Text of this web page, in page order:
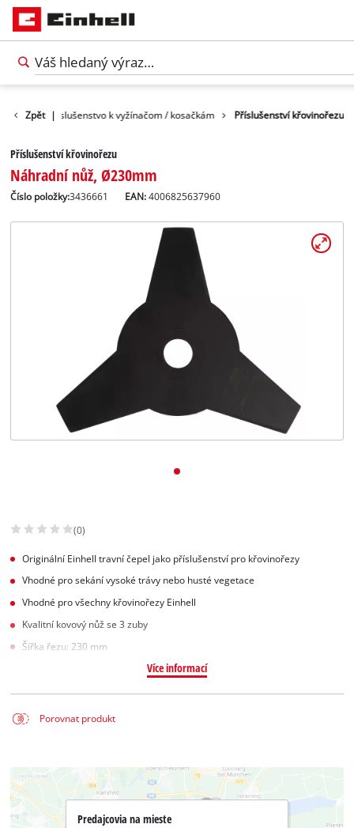
English
Zpět |Príslušenstvo k vyžínačom / kosačkám Příslušenství křovinořezu
Příslušenství křovinořezu
Náhradní nůž, Ø230mm
Číslo položky:3436661 EAN:4006825637960
(0)
Originální Einhell travní čepel jako příslušenství pro křovinořezy
Vhodné pro sekání vysoké trávy nebo husté vegetace
Vhodné pro všechny křovinořezy Einhell
Kvalitní kovový nůž se 3 zuby
Šířka řezu: 230 mm
Více informací
Porovnat produkt
Predajcovia na mieste